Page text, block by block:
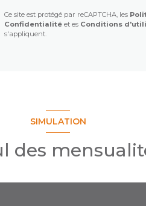
Ce site est protégé par reCAPTCHA, les
Confidentialitéet es Conditions
s'appliquent.
SIMULATION
des